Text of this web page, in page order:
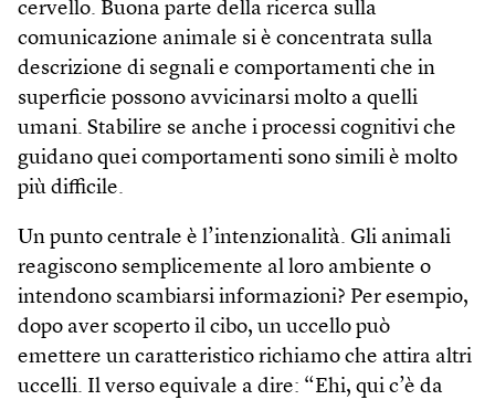
cervello. Buona parte della ricerca sulla
comunicazione animale si è concentrata sulla
descrizione di segnali e comportamenti che in
superficie possono avvicinarsi molto a quelli
umani. Stabilire se anche i processi cognitivi che
guidano quei comportamenti sono simili è molto
più difficile.
Un punto centrale è l’intenzionalità. Gli animali
reagiscono semplicemente al loro ambiente o
intendono scambiarsi informazioni? Per esempio,
dopo aver scoperto il cibo, un uccello può
emettere un caratteristico richiamo che attira altri
uccelli. Il verso equivale a dire: “Ehi, qui c’è da